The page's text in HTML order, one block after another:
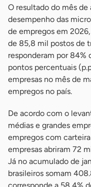
O resultado do mês
desempenho das
de empregos em
de 85,8 mil postos de
responderam por 84%
pontos percentuais
empresas no mês de
empregos no país.
De acordo com o
médias e grandes
empregos com
empresas abriram 72
Já no acumulado de
brasileiros somam